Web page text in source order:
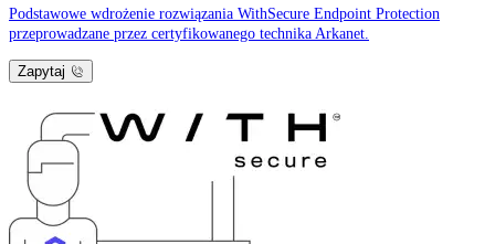
Podstawowe wdrożenie rozwiązania WithSecure Endpoint Protection
przeprowadzane przez certyfikowanego technika Arkanet.
Zapytaj